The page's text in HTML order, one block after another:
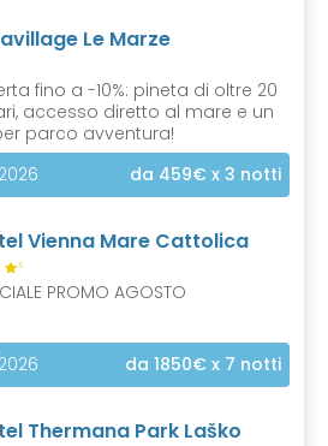
Le Marze
fino a -10%: pineta di oltre 20
accesso diretto al mare e un
parco avventura!
da 459€ x 3 notti
Vienna Mare Cattolica
S
PROMO AGOSTO
da 1850€ x 7 notti
Thermana Park Laško